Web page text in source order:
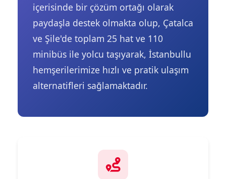
içerisinde bir çözüm ortağı olarak
paydaşla destek olmakta olup, Çatalca
ve Şile'de toplam 25 hat ve 110
minibüs ile yolcu taşıyarak, İstanbullu
hemşerilerimize hızlı ve pratik ulaşım
alternatifleri sağlamaktadır.